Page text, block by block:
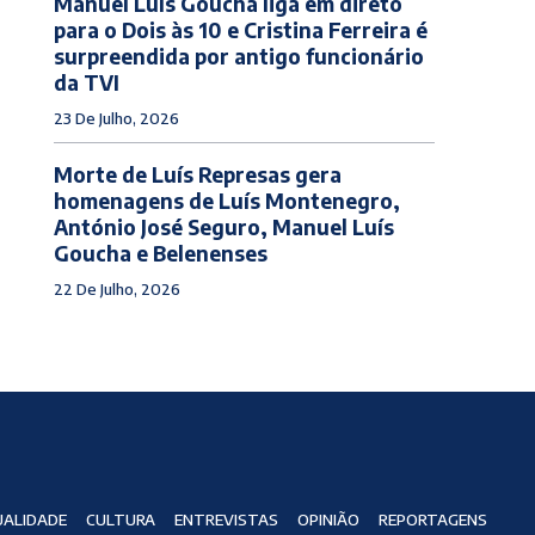
para o Dois às 10 e Cristina Ferreira é
surpreendida por antigo funcionário
da TVI
23 De Julho, 2026
Morte de Luís Represas gera
homenagens de Luís Montenegro,
António José Seguro, Manuel Luís
Goucha e Belenenses
22 De Julho, 2026
CULTURA ENTREVISTAS OPINIÃO REPORTAGENS